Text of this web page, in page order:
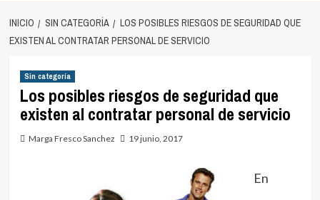
INICIO SIN CATEGORÍA
LOS POSIBLES RIESGOS DE SEGURIDAD QUE
EXISTEN AL CONTRATAR PERSONAL DE SERVICIO
Sin categoría
Los posibles riesgos de seguridad que
existen al contratar personal de servicio
Marga Fresco Sanchez 19 junio, 2017
En